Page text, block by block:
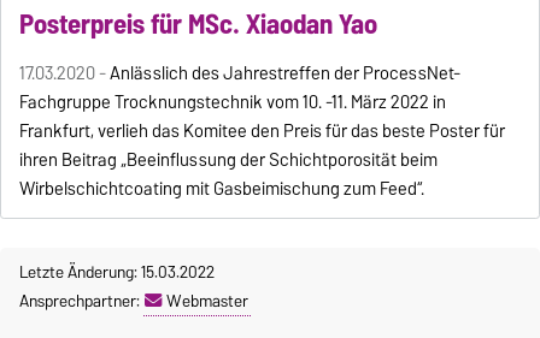
Posterpreis für MSc. Xiaodan Yao
17.03.2020 -Anlässlich des Jahrestreffen der ProcessNet-
Fachgruppe Trocknungstechnik vom 10. -11. März 2022 in
Frankfurt, verlieh das Komitee den Preis für das beste Poster für
ihren Beitrag „Beeinflussung der Schichtporosität beim
Wirbelschichtcoating mit Gasbeimischung zum Feed“.
Letzte Änderung: 15.03.2022
Ansprechpartner:
Webmaster